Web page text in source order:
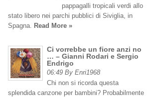
pappagalli tropicali verdi allo
stato libero nei parchi pubblici di Siviglia, in
Spagna. Read More »
Ci vorrebbe un fiore anzi no
… – Gianni Rodari e Sergio
Endrigo
06:49 By Enri1968
Chi non si ricorda questa
splendida canzone per bambini? Probabilmente